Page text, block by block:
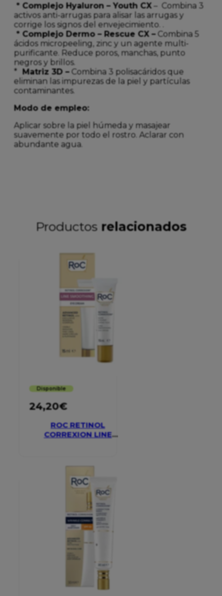
* Complejo Hyaluron – Youth CX – Combina 3
activos anti-arrugas para alisar las arrugas y
corrige los signos del envejecimiento. .
* Complejo Dermo – Rescue CX –Combina 5
ácidos micropeeling, zinc y un agente multi-
purificante. Reduce poros, manchas, punto
negros y brillos.
* Matriz 3D –Combina 3 polisacáridos que
eliminan las impurezas de la piel y partículas
contaminantes.
Modo de empleo:
Aplicar sobre la piel húmeda y masajear
suavemente por todo el rostro. Aclarar con
abundante agua.
Productos relacionados
Disponible
24,20€
ROC RETINOL
CORREXION LINE